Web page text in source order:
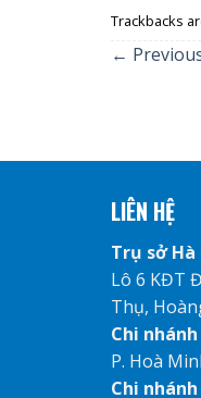
Trackbacks
←
LIÊN HỆ
Trụ sở Hà
Lô 6 KĐT
Thụ,
Chi
P. Hoà
Chi nhánh